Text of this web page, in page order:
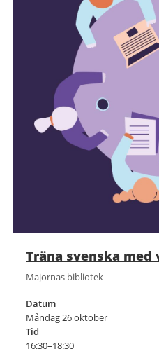
Träna svenska med
Majornas bibliotek
Datum
Måndag 26 oktober
Tid
16:30–18:30